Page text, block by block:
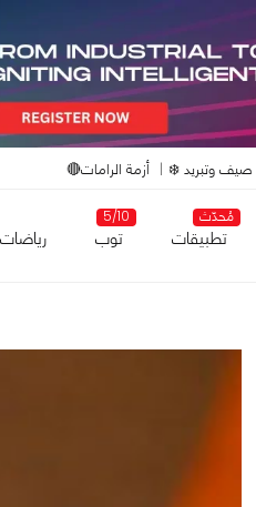
صيف وتبريد ❄️ أزمة الرامات🔴
مُحدّث
تطبيقات
5/10
توب رياضات